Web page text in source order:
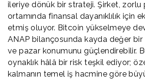
ileriye dönük bir strateji. Şirket, zorlu
ortamında finansal dayanıklılık için
etmiş oluyor. Bitcoin yükselmeye
ANAP bilançosunda kayda değer
ve pazar konumunu güçlendirebilir.
oynaklık hâlâ bir risk teşkil ediyor;
kalmanın temel iş hacmine göre